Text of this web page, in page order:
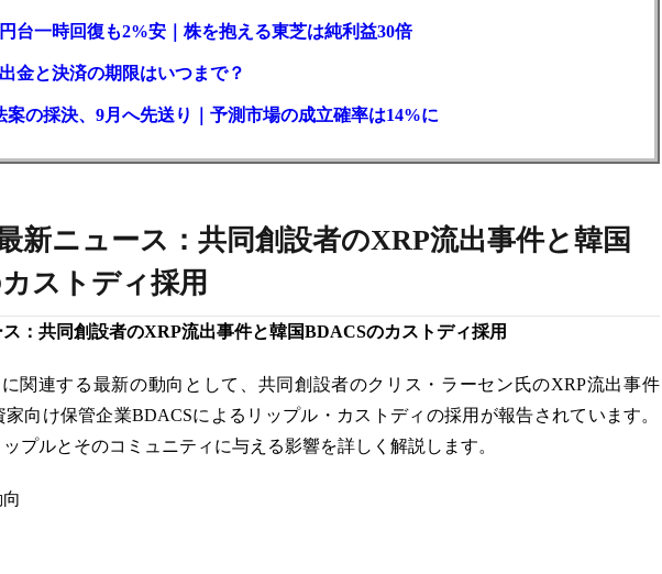
台一時回復も2%安｜株を抱える東芝は純利益30倍
金と決済の期限はいつまで？
案の採決、9月へ先送り｜予測市場の成立確率は14%に
新ニュース：共同創設者のXRP流出事件と韓国
ストディ採用
：共同創設者のXRP流出事件と韓国BDACSのカストディ採用
に関連する最新の動向として、共同創設者のクリス・ラーセン氏のXRP流出事件
向け保管企業BDACSによるリップル・カストディの採用が報告されています。
プルとそのコミュニティに与える影響を詳しく解説します。